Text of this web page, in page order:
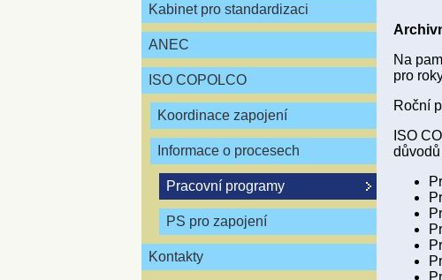
Kabinet pro standardizaci
ANEC
ISO COPOLCO
Koordinace zapojení
Informace o procesech
Pracovní programy
PS pro zapojení
Kontakty
Na
pro
Roční
ISO